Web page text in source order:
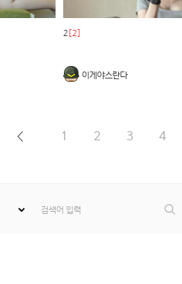
2 [2]
이게야스란다
1 2 3 4